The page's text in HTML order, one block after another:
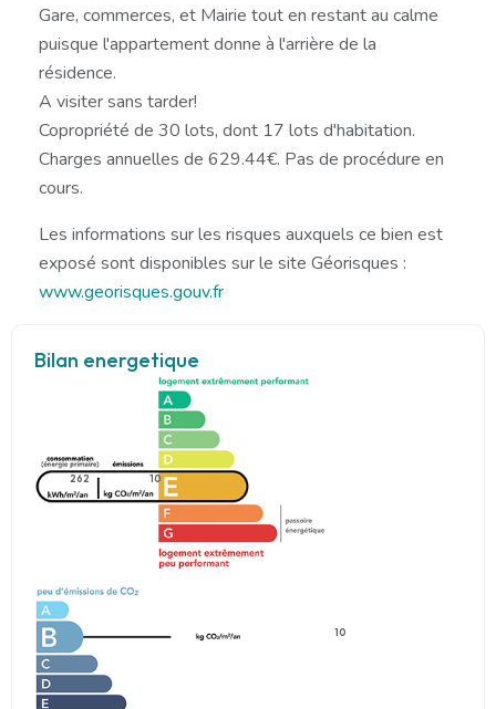
Gare, commerces, et Mairie tout en restant au calme
puisque l'appartement donne à l'arrière de la
résidence.
A visiter sans tarder!
Copropriété de 30 lots, dont 17 lots d'habitation.
Charges annuelles de 629.44€. Pas de procédure en
cours.
Les informations sur les risques auxquels ce bien est
exposé sont disponibles sur le site Géorisques :
www.georisques.gouv.fr
Bilan energetique
262 10
10